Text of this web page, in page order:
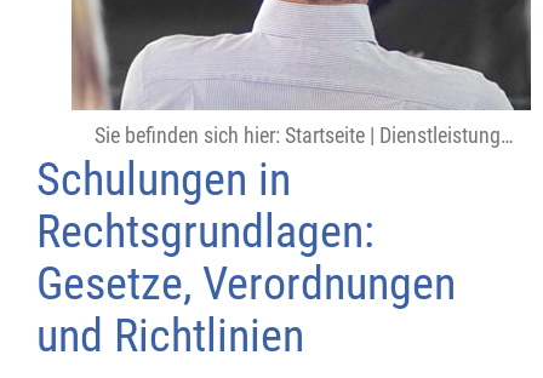
Sie befinden sich hier: Startseite | Dienstleistungen
Schulungen in
Rechtsgrundlagen:
Gesetze, Verordnungen
und Richtlinien